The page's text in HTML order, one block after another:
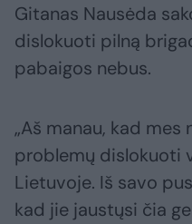
Gitanas Nausėda
dislokuoti pilną
pabaigos nebus.
„Aš manau, kad
problemų dislokuoti
Lietuvoje. Iš savo
kad jie jaustųsi čia